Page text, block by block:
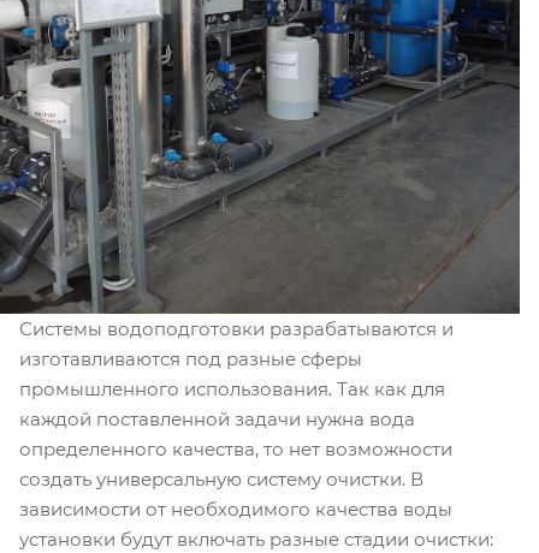
Системы водоподготовки разрабатываются и
изготавливаются под разные сферы
промышленного использования. Так как для
каждой поставленной задачи нужна вода
определенного качества, то нет возможности
создать универсальную систему очистки. В
зависимости от необходимого качества воды
установки будут включать разные стадии очистки: